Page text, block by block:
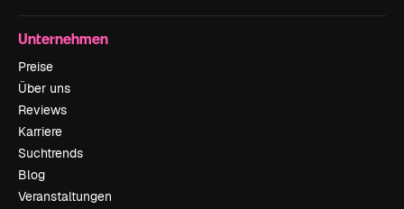
Unternehmen
Preise
Über uns
Reviews
Karriere
Suchtrends
Blog
Veranstaltungen